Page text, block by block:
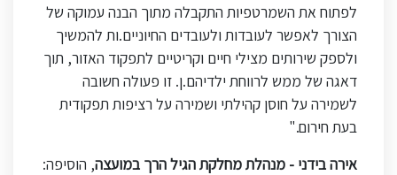
לפתוח את השמרטפיות התקבלה מתוך הבנה עמוקה של
הצורך לאפשר לעובדות ולעובדים החיוניים.ות להמשיך
ולספק שירותים מצילי חיים וקריטיים לתפקוד האזור, תוך
דאגה של ממש לרווחת ילדיהם.ן. זו פעולה חשובה
לשמירה על חוסן קהילתי ושמירה על רציפות תפקודית
בעת חירום."
אירה בידני - מנהלת מחלקת הגיל הרך במועצה, הוסיפה: